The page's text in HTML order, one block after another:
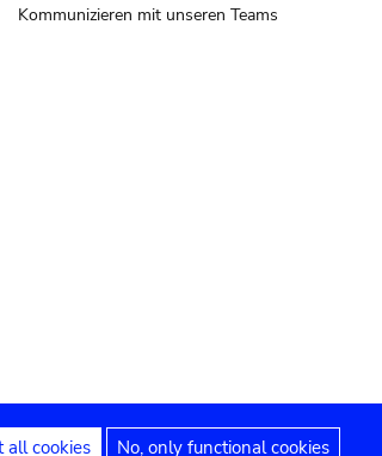
Kommunizieren mit unseren Teams
all cookies No, only functional cookies